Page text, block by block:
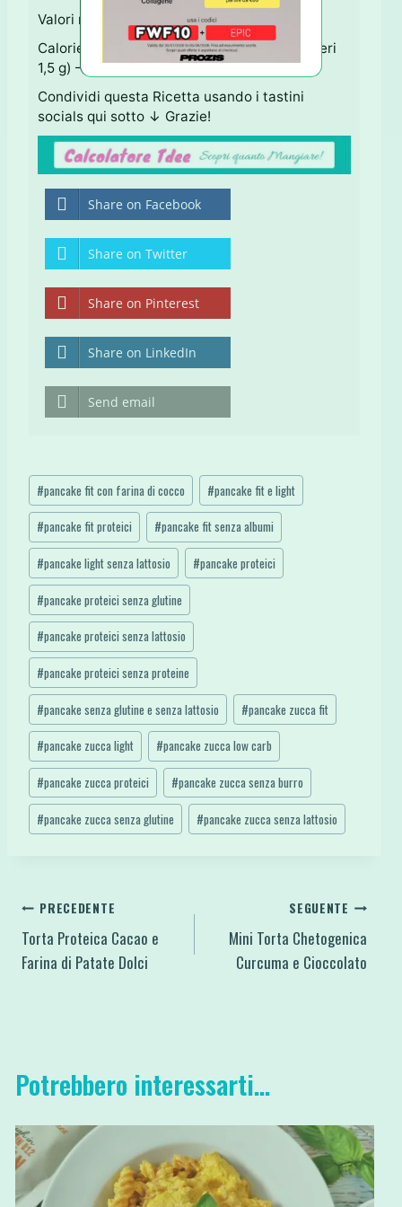
Valori nutrizionali per un pancake:
Calorie 45 – Carboidrati 2,5 g (di cui Zuccheri
1,5 g) – Proteine 4 g – Grassi 2 g
Condividi questa Ricetta usando i tastini
socials qui sotto ↓ Grazie!
Share on Facebook
Share on Twitter
Share on Pinterest
Share on LinkedIn
Send email
Tag
articolo:
#pancake fit con farina di cocco #pancake fit e light
#pancake fit proteici #pancake fit senza albumi
#pancake light senza lattosio #pancake proteici
#pancake proteici senza glutine
#pancake proteici senza lattosio
#pancake proteici senza proteine
#pancake senza glutine e senza lattosio #pancake zucca fit
#pancake zucca light #pancake zucca low carb
#pancake zucca proteici #pancake zucca senza burro
#pancake zucca senza glutine #pancake zucca senza lattosio
Navigazione
articoli
PRECEDENTE
Torta Proteica Cacao e
Farina di Patate Dolci
SEGUENTE
Mini Torta Chetogenica
Curcuma e Cioccolato
Potrebbero interessarti...